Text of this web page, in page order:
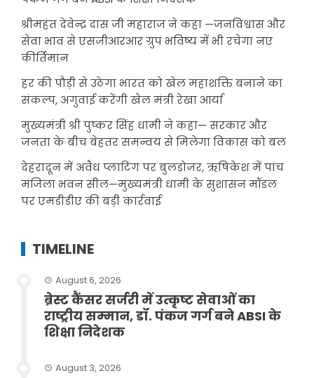
श्रीमहंत देवेन्द्र दास जी महाराज ने कहा —जनविश्वास और
सेवा भाव से एसजीआरआर ग्रुप भविष्य में भी रचेगा नए
कीर्तिमान
हर की पौड़ी से उठेगा भारत को खेल महाशक्ति बनाने का
संकल्प, अगुवाई करेंगी खेल मंत्री रेखा आर्या
मुख्यमंत्री श्री पुष्कर सिंह धामी ने कहा— सरकार और
जनता के बीच बेहतर समन्वय से मिलेगा विकास को बल
देहरादून में अवैध प्लाटिंग पर बुलडोजर, ऋषिकेश में पांच
मंजिला भवन सील—मुख्यमंत्री धामी के सुशासन मॉडल
पर एमडीडीए की बड़ी कार्रवाई
TIMELINE
August 6, 2026
ब्रेस्ट कैंसर सर्जरी में उत्कृष्ट सेवाओं का
राष्ट्रीय सम्मान, डॉ. पंकज गर्ग बने ABSI के
शिक्षा निदेशक
August 3, 2026